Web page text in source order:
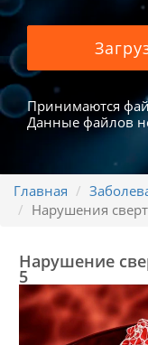
Принимаются
Данные файлов
Главная
Нарушения
Нарушение
5